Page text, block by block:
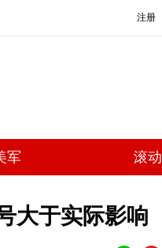
注册
军 滚动
大于实际影响